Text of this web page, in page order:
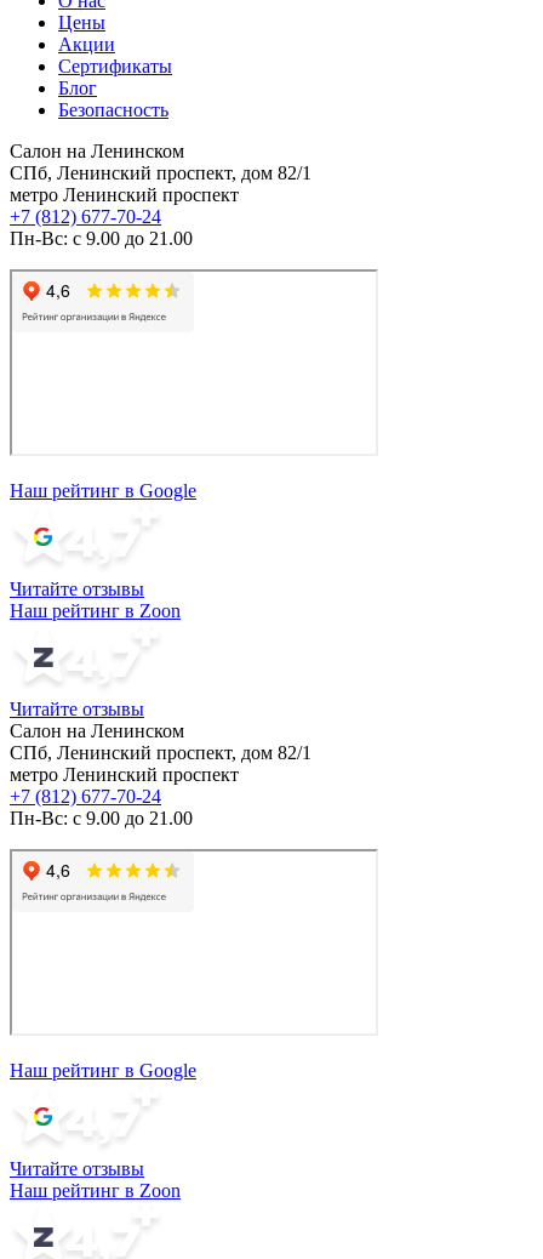
Цены
Акции
Сертификаты
Блог
Безопасность
Салон на Ленинском
СПб, Ленинский проспект, дом 82/1
метро Ленинский проспект
+7 (812) 677-70-24
Пн-Вс: с 9.00 до 21.00
Наш рейтинг в Google
Читайте отзывы
Наш рейтинг в Zoon
Читайте отзывы
Салон на Ленинском
СПб, Ленинский проспект, дом 82/1
метро Ленинский проспект
+7 (812) 677-70-24
Пн-Вс: с 9.00 до 21.00
Наш рейтинг в Google
Читайте отзывы
Наш рейтинг в Zoon